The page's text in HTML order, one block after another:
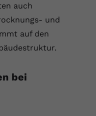
auch
und
auf den
bei